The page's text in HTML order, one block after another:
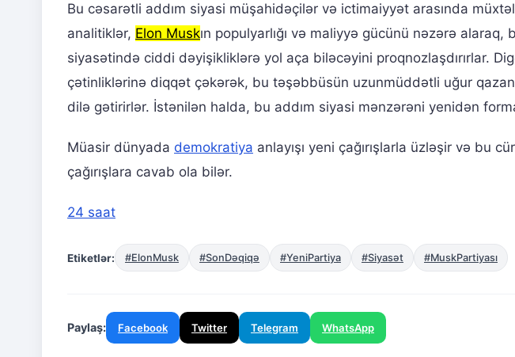
Bu cəsarətli addım siyasi müşahidəçilər və ictimaiyyət arasında
analitiklər, Elon Muskın populyarlığı və maliyyə gücünü nəzərə alaraq,
siyasətində ciddi dəyişikliklərə yol aça biləcəyini proqnozlaşdırırlar.
çətinliklərinə diqqət çəkərək, bu təşəbbüsün uzunmüddətli uğur
dilə gətirirlər. İstənilən halda, bu addım siyasi mənzərəni yenidən
Müasir dünyada demokratiya anlayışı yeni çağırışlarla üzləşir və bu
çağırışlara cavab ola bilər.
24 saat
Etiketlər: #ElonMusk #SonDəqiqə #YeniPartiya #Siyasət #MuskPartiyası
Paylaş: Facebook Twitter Telegram WhatsApp